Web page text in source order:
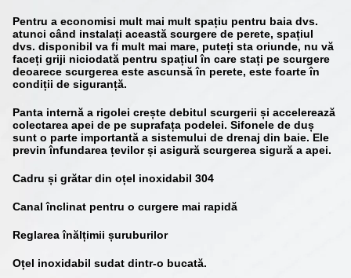
Pentru a economisi mult mai mult spațiu pentru baia dvs.
atunci când instalați această scurgere de perete, spațiul
dvs. disponibil va fi mult mai mare, puteți sta oriunde, nu vă
faceți griji niciodată pentru spațiul în care stați pe scurgere
deoarece scurgerea este ascunsă în perete, este foarte în
condiții de siguranță.
Panta internă a rigolei crește debitul scurgerii și accelerează
colectarea apei de pe suprafața podelei. Sifonele de duș
sunt o parte importantă a sistemului de drenaj din baie. Ele
previn înfundarea țevilor și asigură scurgerea sigură a apei.
Cadru și grătar din oțel inoxidabil 304
Canal înclinat pentru o curgere mai rapidă
Reglarea înălțimii șuruburilor
Oțel inoxidabil sudat dintr-o bucată.